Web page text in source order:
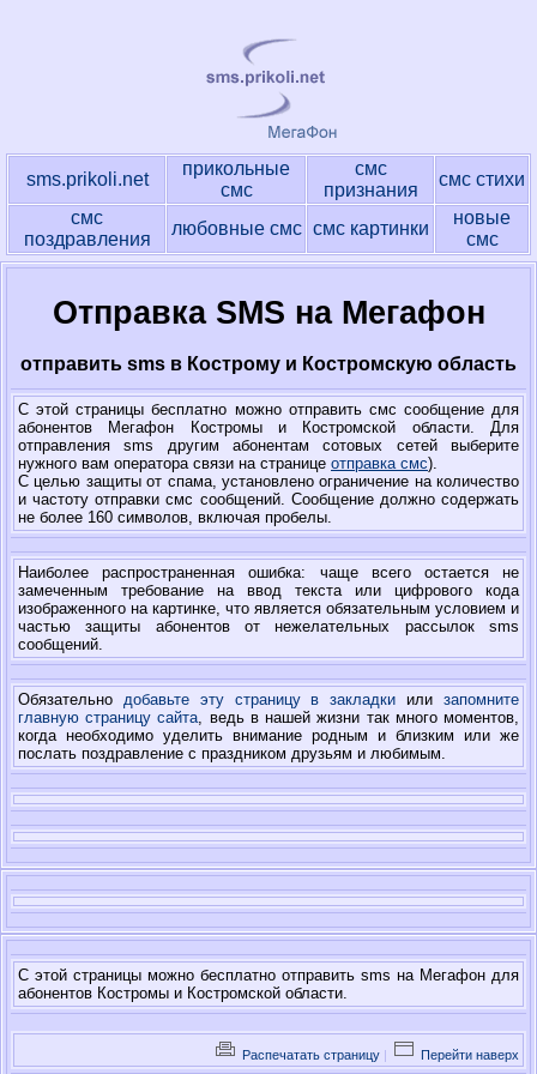
sms.prikoli.net
прикольные
смс
смс
признания
смс стихи
смс
поздравления
любовные смс смс картинки
новые
смс
Отправка SMS на Мегафон
отправить sms в Кострому и Костромскую область
С этой страницы бесплатно можно отправить смс сообщение для
абонентов Мегафон Костромы и Костромской области. Для
отправления sms другим абонентам сотовых сетей выберите
нужного вам оператора связи на странице отправка смс).
С целью защиты от спама, установлено ограничение на количество
и частоту отправки смс сообщений. Сообщение должно содержать
не более 160 символов, включая пробелы.
Наиболее распространенная ошибка: чаще всего остается не
замеченным требование на ввод текста или цифрового кода
изображенного на картинке, что является обязательным условием и
частью защиты абонентов от нежелательных рассылок sms
сообщений.
Обязательно добавьте эту страницу в закладки илизапомните
главную страницу сайта, ведь в нашей жизни так много моментов,
когда необходимо уделить внимание родным и близким или же
послать поздравление с праздником друзьям и любимым.
С этой страницы можно бесплатно отправить sms на Мегафон для
абонентов Костромы и Костромской области.
Распечатать страницу | Перейти наверх